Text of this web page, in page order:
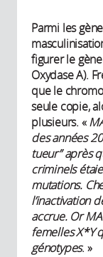
Parmi les
figurer le
Oxydase A).
que le
seule copie,
plusieurs. «
des années
tueur” après
criminels
mutations.
l’inactivation
accrue. Or
femelles X*Y
génotypes. »